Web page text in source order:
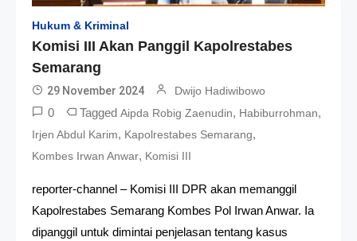
Hukum & Kriminal
Komisi III Akan Panggil Kapolrestabes
Semarang
29 November 2024 Dwijo Hadiwibowo
0 Tagged Aipda Robig Zaenudin, Habiburrohman,
Irjen Abdul Karim, Kapolrestabes Semarang,
Kombes Irwan Anwar, Komisi III
reporter-channel – Komisi III DPR akan memanggil
Kapolrestabes Semarang Kombes Pol Irwan Anwar. Ia
dipanggil untuk dimintai penjelasan tentang kasus